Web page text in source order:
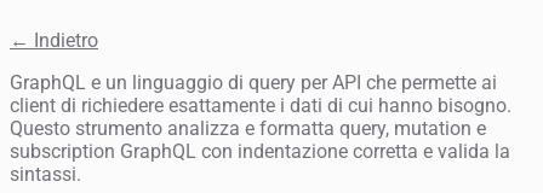
← Indietro
GraphQL e un linguaggio di query per API che permette ai
client di richiedere esattamente i dati di cui hanno bisogno.
Questo strumento analizza e formatta query, mutation e
subscription GraphQL con indentazione corretta e valida la
sintassi.